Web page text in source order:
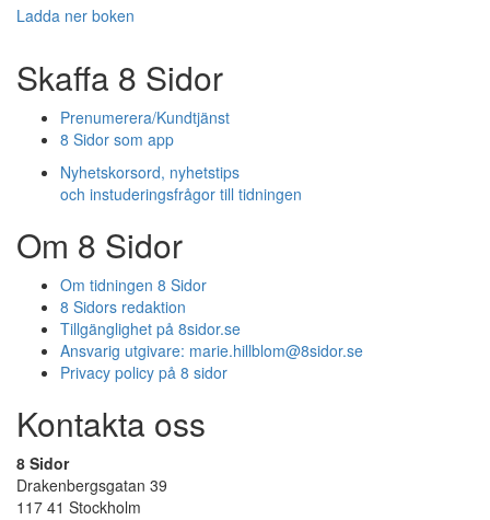
Ladda ner boken
Skaffa 8 Sidor
Prenumerera/Kundtjänst
8 Sidor som app
Nyhetskorsord, nyhetstips
och instuderingsfrågor till tidningen
Om 8 Sidor
Om tidningen 8 Sidor
8 Sidors redaktion
Tillgänglighet på 8sidor.se
Ansvarig utgivare: marie.hillblom@8sidor.se
Privacy policy på 8 sidor
Kontakta oss
8 Sidor
Drakenbergsgatan 39
117 41 Stockholm